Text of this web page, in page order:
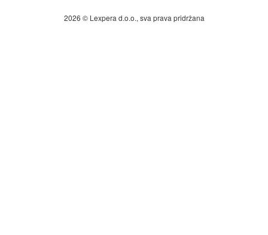
2026 © Lexpera d.o.o., sva prava pridržana